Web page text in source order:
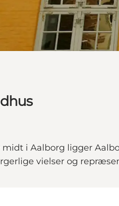
i Aalborg ligger
vielser og